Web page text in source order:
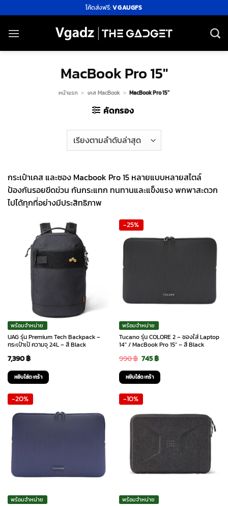
ไป
ยัง
โค้ดส่งฟรี:VGAUGFS
MacBook Pro 15″
หน้าแรก > เคส MacBook > MacBook Pro 15″
คัดกรอง
กระเป๋าเคส และซอง Macbook Pro 15 หลายแบบหลายสไตล์
ป้องกันรอยขีดข่วน กันกระแทก ทนทานและแข็งแรง พกพาสะดวก
ไปได้ทุกที่อย่างมีประสิทธิภาพ
พร้อมจำหน่าย
UAG รุ่น Premium Tech Backpack –
กระเป๋าเป้ ความจุ 24L – สี Black
7,390฿
หยิบใส่ตะกร้า
-25%
พร้อมจำหน่าย
Tucano รุ่น COLORE 2 – ซองใส่ Laptop
14″ / MacBook Pro 15″ – สี Black
990฿ Original
price
was:
990 ฿.
745฿Current
price
is:
หยิบใส่ตะกร้า
-20%
พร้อมจำหน่าย
-10%
พร้อมจำหน่าย